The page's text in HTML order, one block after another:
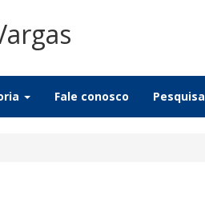
Fale conosco Pesquisa